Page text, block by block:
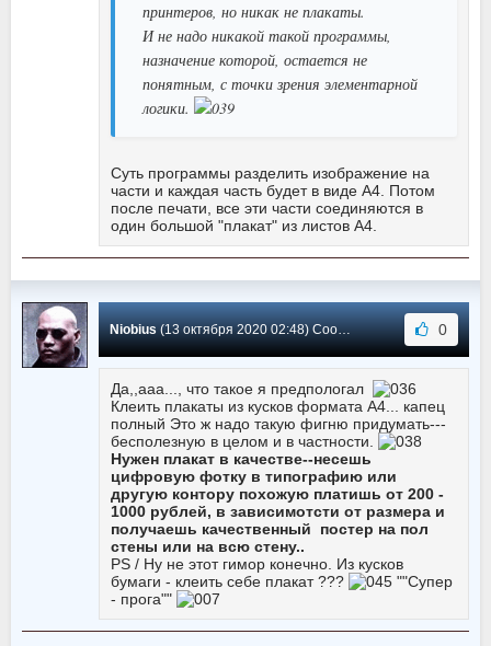
принтеров, но никак не плакаты.
И не надо никакой такой программы,
назначение которой, остается не
понятным, с точки зрения элементарной
логики.
Суть программы разделить изображение на
части и каждая часть будет в виде А4. Потом
после печати, все эти части соединяются в
один большой "плакат" из листов А4.
Niobius(13 октября 2020 02:48) Сообщение #105 0
Да,,ааа..., что такое я предпологал
Клеить плакаты из кусков формата A4... капец
полный Это ж надо такую фигню придумать---
бесполезную в целом и в частности.
Нужен плакат в качестве--несешь
цифровую фотку в типографию или
другую контору похожую платишь от 200 -
1000 рублей, в зависимотсти от размера и
получаешь качественный постер на пол
стены или на всю стену..
PS / Ну не этот гимор конечно. Из кусков
бумаги - клеить себе плакат ???
""Супер
- прога""